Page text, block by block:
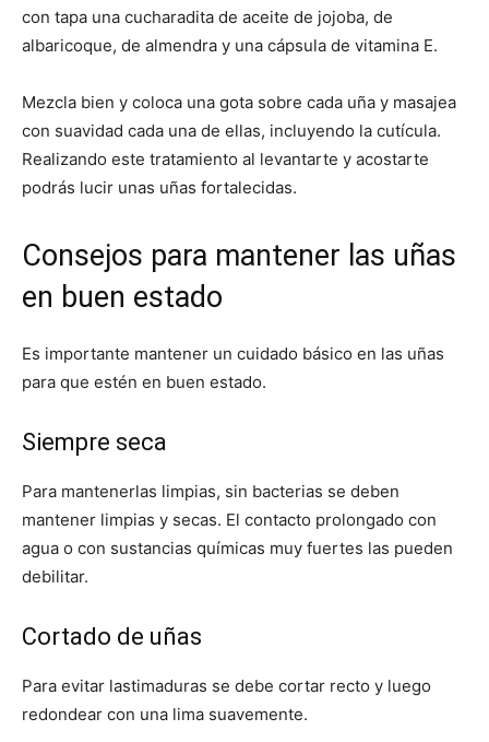
con tapa una cucharadita de aceite de jojoba, de
albaricoque, de almendra y una cápsula de vitamina E.
Mezcla bien y coloca una gota sobre cada uña y masajea
con suavidad cada una de ellas, incluyendo la cutícula.
Realizando este tratamiento al levantarte y acostarte
podrás lucir unas uñas fortalecidas.
Consejos para mantener las uñas
en buen estado
Es importante mantener un cuidado básico en las uñas
para que estén en buen estado.
Siempre seca
Para mantenerlas limpias, sin bacterias se deben
mantener limpias y secas. El contacto prolongado con
agua o con sustancias químicas muy fuertes las pueden
debilitar.
Cortado de uñas
Para evitar lastimaduras se debe cortar recto y luego
redondear con una lima suavemente.